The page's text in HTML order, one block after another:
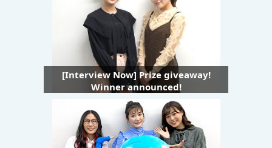
[Interview Now] Prize giveaway!
Winner announced!